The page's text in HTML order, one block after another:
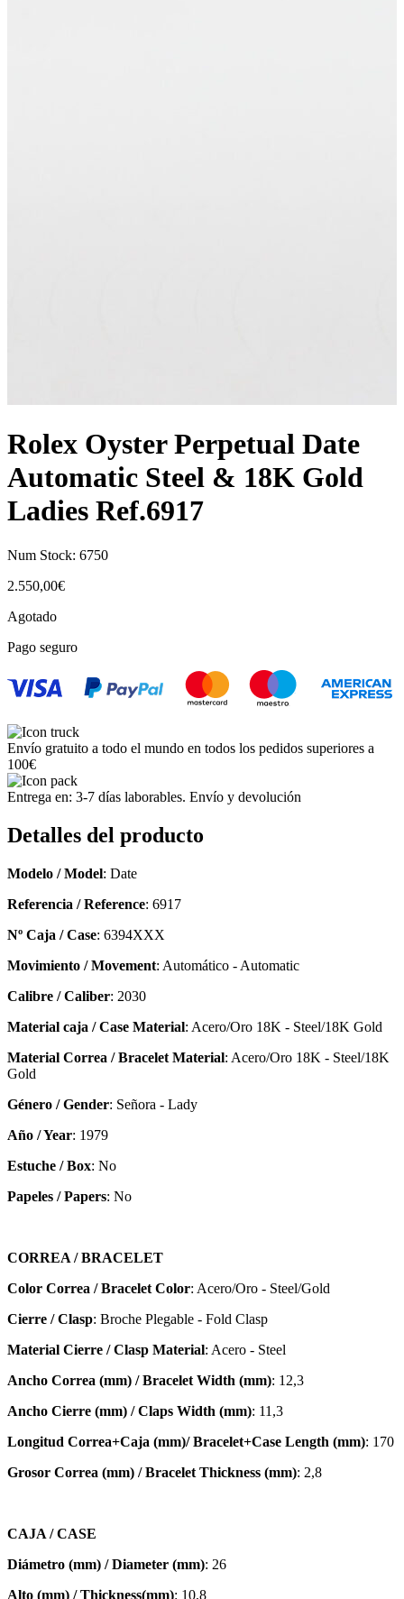
Rolex Oyster Perpetual Date
Automatic Steel & 18K Gold
Ladies Ref.6917
Num Stock: 6750
2.550,00€
Agotado
Pago seguro
Envío gratuito a todo el mundo en todos los pedidos superiores a
100€
Entrega en: 3-7 días laborables. Envío y devolución
Detalles del producto
Modelo / Model: Date
Referencia / Reference: 6917
Nº Caja / Case: 6394XXX
Movimiento / Movement: Automático - Automatic
Calibre / Caliber: 2030
Material caja / Case Material: Acero/Oro 18K - Steel/18K Gold
Material Correa / Bracelet Material: Acero/Oro 18K - Steel/18K
Gold
Género / Gender: Señora - Lady
Año / Year: 1979
Estuche / Box: No
Papeles / Papers: No
CORREA / BRACELET
Color Correa / Bracelet Color: Acero/Oro - Steel/Gold
Cierre / Clasp: Broche Plegable - Fold Clasp
Material Cierre / Clasp Material: Acero - Steel
Ancho Correa (mm) / Bracelet Width (mm): 12,3
Ancho Cierre (mm) / Claps Width (mm): 11,3
Longitud Correa+Caja (mm)/ Bracelet+Case Length (mm): 170
Grosor Correa (mm) / Bracelet Thickness (mm): 2,8
CAJA / CASE
Diámetro (mm) / Diameter (mm): 26
Alto (mm) / Thickness(mm): 10,8